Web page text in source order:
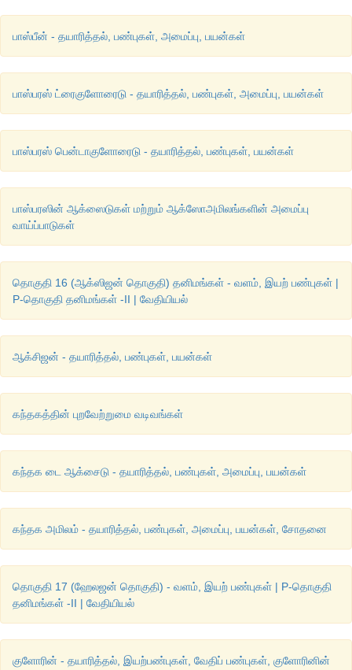
பாஸ்பீன் - தயாரித்தல், பண்புகள், அமைப்பு, பயன்கள்
பாஸ்பரஸ் ட்ரைகுளோரைடு - தயாரித்தல், பண்புகள், அமைப்பு, பயன்கள்
பாஸ்பரஸ் பென்டாகுளோரைடு - தயாரித்தல், பண்புகள், பயன்கள்
பாஸ்பரஸின் ஆக்ஸைடுகள் மற்றும் ஆக்ஸோஅமிலங்களின் அமைப்பு
வாய்ப்பாடுகள்
தொகுதி 16 (ஆக்ஸிஜன் தொகுதி) தனிமங்கள் - வளம், இயற் பண்புகள் |
P-தொகுதி தனிமங்கள் -II | வேதியியல்
ஆக்சிஜன் - தயாரித்தல், பண்புகள், பயன்கள்
கந்தகத்தின் புறவேற்றுமை வடிவங்கள்
கந்தக டை ஆக்சைடு - தயாரித்தல், பண்புகள், அமைப்பு, பயன்கள்
கந்தக அமிலம் - தயாரித்தல், பண்புகள், அமைப்பு, பயன்கள், சோதனை
தொகுதி 17 (ஹேலஜன் தொகுதி) - வளம், இயற் பண்புகள் | P-தொகுதி
தனிமங்கள் -II | வேதியியல்
குளோரின் - தயாரித்தல், இயற்பண்புகள், வேதிப் பண்புகள், குளோரினின்